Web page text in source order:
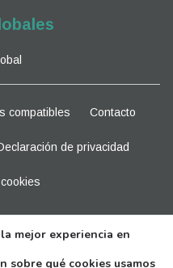
compatibles Contacto
de privacidad
mejor experiencia en
sobre qué cookies usamos